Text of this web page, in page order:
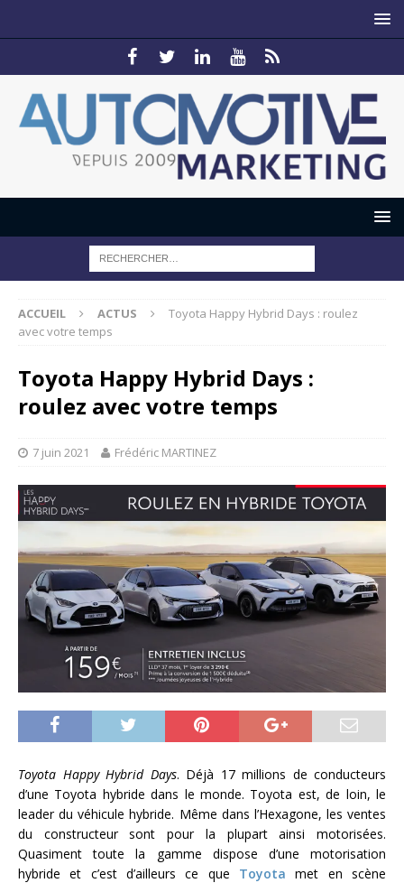
ACCUEIL ACTUS
Toyota Happy Hybrid Days : roulez
avec votre temps
Toyota Happy Hybrid Days :
roulez avec votre temps
7 juin 2021 Frédéric MARTINEZ
Toyota Happy Hybrid Days. Déjà 17 millions de conducteurs
d’une Toyota hybride dans le monde. Toyota est, de loin, le
leader du véhicule hybride. Même dans l’Hexagone, les ventes
du constructeur sont pour la plupart ainsi motorisées.
Quasiment toute la gamme dispose d’une motorisation
hybride et c’est d’ailleurs ce que Toyota met en scène